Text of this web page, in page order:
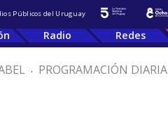
Públicos del Uruguay
Radio Redes
. PROGRAMACIÓN DIARIA